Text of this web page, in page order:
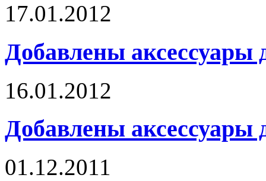
17.01.2012
Добавлены аксессуары
16.01.2012
Добавлены аксессуары
01.12.2011